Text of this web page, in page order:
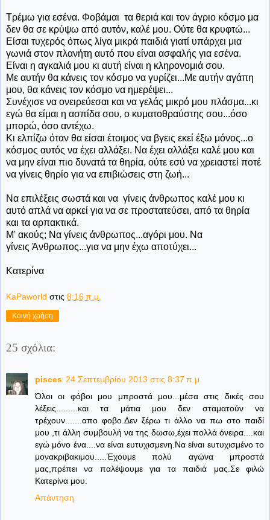
Τρέμω για εσένα. Φοβάμαι τα θεριά και τον άγριο κόσμο μα
δεν θα σε κρύψω από αυτόν, καλέ μου. Ούτε θα κρυφτώ...
Είσαι τυχερός όπως λίγα μικρά παιδιά γιατί υπάρχει μια
γωνιά στον πλανήτη αυτό που είναι ασφαλής για εσένα.
Είναι η αγκαλιά μου κι αυτή είναι η κληρονομιά σου.
Με αυτήν θα κάνεις τον κόσμο να γυρίζει...Με αυτήν αγάπη
μου, θα κάνεις τον κόσμο να ημερέψει...
Συνέχισε να ονειρεύεσαι και να γελάς μικρό μου πλάσμα...κι
εγώ θα είμαι η ασπίδα σου, ο κυματοθραύστης σου...όσο
μπορώ, όσο αντέχω.
Κι ελπίζω όταν θα είσαι έτοιμος να βγεις εκεί έξω μόνος...ο
κόσμος αυτός να έχει αλλάξει. Να έχει αλλάξει καλέ μου και
να μην είναι πιο δυνατά τα θηρία, ούτε εσύ να χρειαστεί ποτέ
να γίνεις θηρίο για να επιβιώσεις στη ζωή...
Να επιλέξεις σωστά και να γίνεις άνθρωπος καλέ μου κι
αυτό απλά να αρκεί για να σε προστατεύσει, από τα θηρία
και τα αρπακτικά.
Μ' ακούς; Να γίνεις άνθρωπος...αγόρι μου. Να
γίνεις Άνθρωπος...για να μην έχω αποτύχει...
Κατερίνα
KaPaworld στις 8:16 π.μ.
Κοινή χρήση
25 σχόλια:
pisces 24 Σεπτεμβρίου 2013 στις 8:37 π.μ.
Όλοι οι φόβοι μου μπροστά μου...μέσα στις δικές σου
λέξεις.........και τα μάτια μου δεν σταματούν να
τρέχουν.......απο φοβο.Δεν ξέρω τι άλλο να πω στο παιδί
μου ,τι άλλη συμβουλή να της δωσω,έχει πολλά όνειρα....και
εγώ μόνο ένα....να είναι ευτυχισμενη.Να είναι ευτυχισμένο το
μονακριβακιμου.....Έχουμε πολύ αγώνα μπροστά
μας,πρέπει να παλέψουμε για τα παιδιά μας.Σε φιλώ
Κατερίνα μου.
Απάντηση